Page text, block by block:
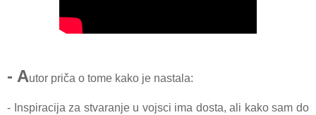
- Autor priča o tome kako je nastala:
- Inspiracija za stvaranje u vojsci ima dosta, ali kako sam do